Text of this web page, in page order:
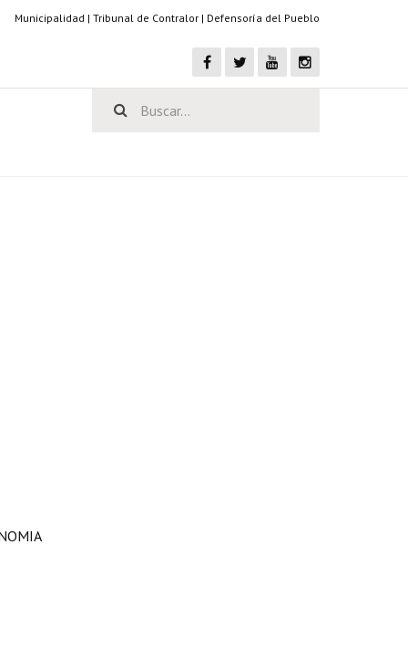
Municipalidad | Tribunal de Contralor | Defensoría del Pueblo